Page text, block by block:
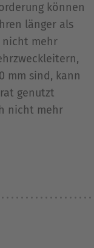
können
länger als
nicht mehr
mm sind, kann
genutzt
nicht mehr